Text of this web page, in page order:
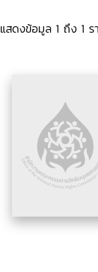
แสดงข้อมูล 1 ถึง 1